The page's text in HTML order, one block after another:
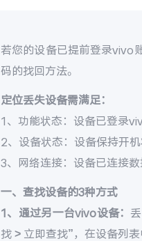
若您的设备已提前登录vivo
码的找回方法。
定位丢失设备需满足：
1、功能状态：设备已登录
2、设备状态：设备保持开
3、网络连接：设备已连接
一、查找设备的3种方式
1、通过另一台vivo设备：
找 > 立即查找”，在设备列表